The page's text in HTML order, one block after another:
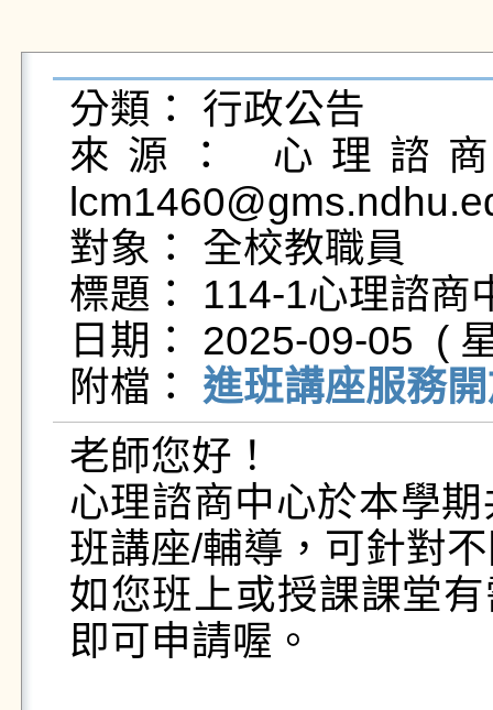
分類： 行政公告
來源： 心理諮
對象： 全校教職員
標題： 114-1心理諮商
日期： 2025-09-05  (
附檔： 進班講座服務
老師您好！
心理諮商中心於本學
班講座/輔導，可針對
如您班上或授課課堂
即可申請喔。